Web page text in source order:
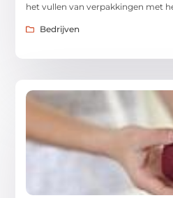
het vullen van verpakkingen met
Bedrijven